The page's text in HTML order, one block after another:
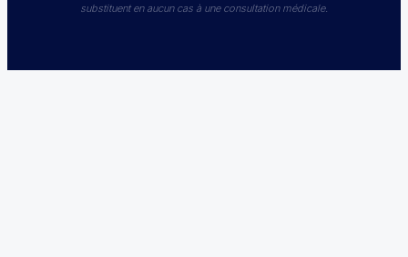
substituent en aucun cas à une consultation médicale.